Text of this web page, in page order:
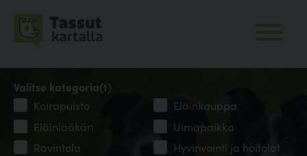
Valitse kategoria(t)
Koirapuisto
Eläinkauppa
Eläinlääkäri
Uimapaikka
Ravintola
Hyvinvointi ja hoitolat